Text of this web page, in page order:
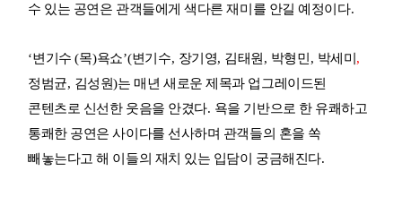
수 있는 공연은 관객들에게 색다른 재미를 안길 예정이다.
‘변기수(목)욕쇼’(변기수, 장기영, 김태원 , 박형민 , 박세미 ,
정범균, 김성원)는 매년 새로운 제목과 업그레이드된
콘텐츠로 신선한 웃음을 안겼다. 욕을 기반으로 한 유쾌하고
통쾌한 공연은 사이다를 선사하며 관객들의 혼을 쏙
빼놓는다고 해 이들의 재치 있는 입담이 궁금해진다.